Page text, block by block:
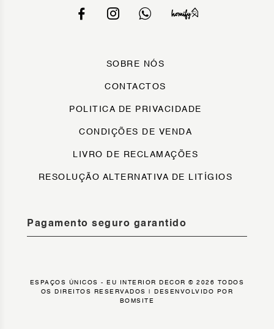
SOBRE NÓS
CONTACTOS
POLITICA DE PRIVACIDADE
CONDIÇÕES DE VENDA
LIVRO DE RECLAMAÇÕES
RESOLUÇÃO ALTERNATIVA DE LITÍGIOS
Pagamento seguro garantido
ESPAÇOS ÚNICOS - EU INTERIOR DECOR © 2026 TODOS
OS DIREITOS RESERVADOS | DESENVOLVIDO POR
BOMSITE